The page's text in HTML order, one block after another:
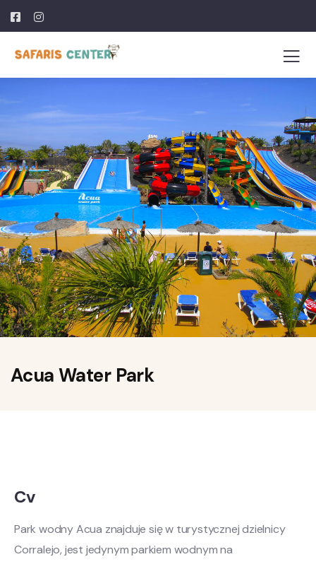
Acua Water Park
Cv
Park wodny Acua znajduje się w turystycznej dzielnicy
Corralejo, jest jedynym parkiem wodnym na